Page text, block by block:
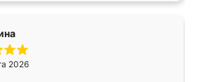
же он более разнообразный.
что-то потребуется из
только здесь.
2026